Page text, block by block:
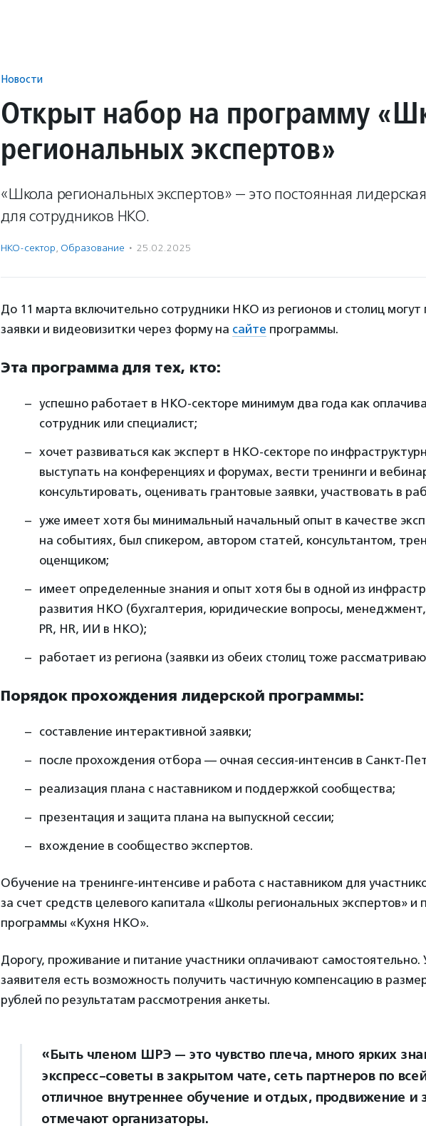
Новости
Открыт набор на программу
региональных экспертов»
«Школа региональных экспертов» — это постоянная
для сотрудников НКО.
НКО-сектор, Образование · 25.02.2025
До 11 марта включительно сотрудники НКО из регионов и столиц могут
заявки и видеовизитки через форму на сайте программы.
Эта программа для тех, кто:
успешно работает в НКО-секторе минимум два года как
сотрудник или специалист;
хочет развиваться как эксперт в НКО-секторе по
выступать на конференциях и форумах, вести тренинги и
консультировать, оценивать грантовые заявки, участвовать в
уже имеет хотя бы минимальный начальный опыт в качестве
на событиях, был спикером, автором статей, консультантом,
оценщиком;
имеет определенные знания и опыт хотя бы в одной из
развития НКО (бухгалтерия, юридические вопросы,
PR, HR, ИИ в НКО);
работает из региона (заявки из обеих столиц тоже
Порядок прохождения лидерской программы:
составление интерактивной заявки;
после прохождения отбора — очная сессия-интенсив в Санкт-
реализация плана с наставником и поддержкой сообщества;
презентация и защита плана на выпускной сессии;
вхождение в сообщество экспертов.
Обучение на тренинге-интенсиве и работа с наставником для
за счет средств целевого капитала «Школы региональных экспертов»
программы «Кухня НКО».
Дорогу, проживание и питание участники оплачивают самостоятельно.
заявителя есть возможность получить частичную компенсацию в
рублей по результатам рассмотрения анкеты.
«Быть членом ШРЭ — это чувство плеча, много ярких
экспресс-советы в закрытом чате, сеть партнеров по
отличное внутреннее обучение и отдых, продвижение и
отмечают организаторы.